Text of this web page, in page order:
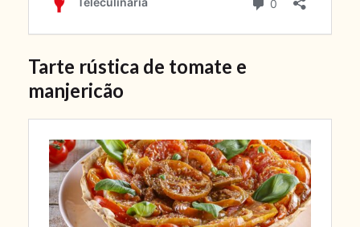
Tarte rústica de tomate e
manjericão